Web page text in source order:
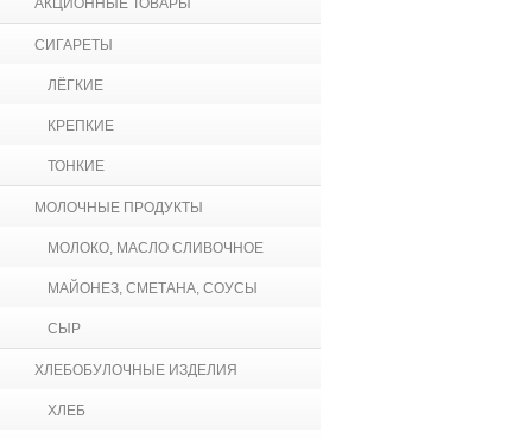
АКЦИОННЫЕ ТОВАРЫ
СИГАРЕТЫ
ЛЁГКИЕ
КРЕПКИЕ
ТОНКИЕ
МОЛОЧНЫЕ ПРОДУКТЫ
МОЛОКО, МАСЛО СЛИВОЧНОЕ
МАЙОНЕЗ, СМЕТАНА, СОУСЫ
СЫР
ХЛЕБОБУЛОЧНЫЕ ИЗДЕЛИЯ
ХЛЕБ